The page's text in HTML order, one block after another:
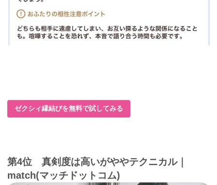
ゼクシィ縁結びを無料で試してみる
第4位 真剣度は高いがややテクニカル｜
match(マッチドットコム)